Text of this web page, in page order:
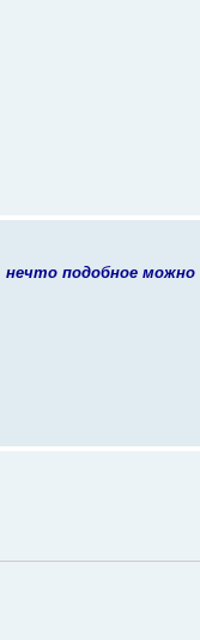
подобное можно